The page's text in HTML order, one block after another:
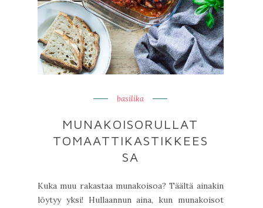
basilika
MUNAKOISORULLAT
TOMAATTIKASTIKKEES
SA
Kuka muu rakastaa munakoisoa? Täältä ainakin
löytyy yksi! Hullaannun aina, kun munakoisot